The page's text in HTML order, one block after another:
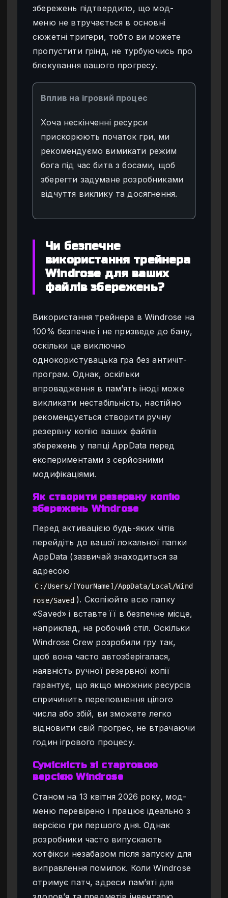
збережень підтвердило, що мод-
меню не втручається в основні
сюжетні тригери, тобто ви можете
пропустити грінд, не турбуючись про
блокування вашого прогресу.
Вплив на ігровий процес
Хоча нескінченні ресурси
прискорюють початок гри, ми
рекомендуємо вимикати режим
бога під час битв з босами, щоб
зберегти задумане розробниками
відчуття виклику та досягнення.
Чи безпечне
використання трейнера
Windrose для ваших
файлів збережень?
Використання трейнера в Windrose на
100% безпечне і не призведе до бану,
оскільки це виключно
однокористувацька гра без античіт-
програм. Однак, оскільки
впровадження в пам’ять іноді може
викликати нестабільність, настійно
рекомендується створити ручну
резервну копію ваших файлів
збережень у папці AppData перед
експериментами з серйозними
модифікаціями.
Як створити резервну копію
збережень Windrose
Перед активацією будь-яких чітів
перейдіть до вашої локальної папки
AppData (зазвичай знаходиться за
адресою
C:/Users/[YourName]/AppData/Local/Wind
rose/Saved ). Скопіюйте всю папку
«Saved» і вставте її в безпечне місце,
наприклад, на робочий стіл. Оскільки
Windrose Crew розробили гру так,
щоб вона часто автозберігалася,
наявність ручної резервної копії
гарантує, що якщо множник ресурсів
спричинить переповнення цілого
числа або збій, ви зможете легко
відновити свій прогрес, не втрачаючи
годин ігрового процесу.
Сумісність зі стартовою
версією Windrose
Станом на 13 квітня 2026 року, мод-
меню перевірено і працює ідеально з
версією гри першого дня. Однак
розробники часто випускають
хотфікси незабаром після запуску для
виправлення помилок. Коли Windrose
отримує патч, адреси пам’яті для